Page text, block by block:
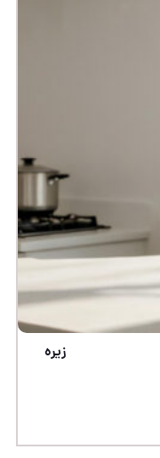
زیره